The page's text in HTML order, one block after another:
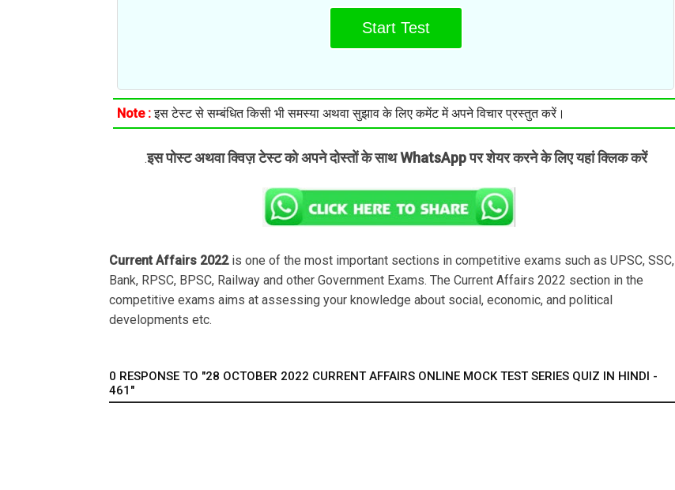
Start Test
Note :इस टेस्ट से सम्बंधित किसी भी समस्या अथवा सुझाव के लिए कमेंट में अपने विचार प्रस्तुत करें।
.इस पोस्ट अथवा क्विज़ टेस्ट को अपने दोस्तों के साथ WhatsApp पर शेयर करने के लिए यहां क्लिक करें
Current Affairs 2022is one of the most important sections in competitive exams such as UPSC, SSC,
Bank, RPSC, BPSC, Railway and other Government Exams. The Current Affairs 2022 section in the
competitive exams aims at assessing your knowledge about social, economic, and political
developments etc.
0 RESPONSE TO "28 OCTOBER 2022 CURRENT AFFAIRS ONLINE MOCK TEST SERIES QUIZ IN HINDI -
461"